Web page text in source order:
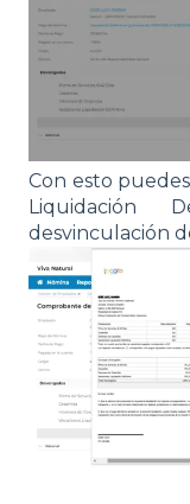
Con esto
Liquidación
desvinculación